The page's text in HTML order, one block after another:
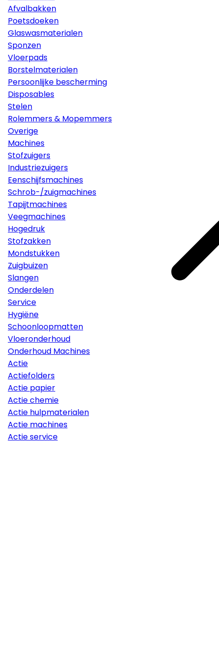
Afvalbakken
Poetsdoeken
Glaswasmaterialen
Sponzen
Vloerpads
Borstelmaterialen
Persoonlijke bescherming
Disposables
Stelen
Rolemmers & Mopemmers
Overige
Machines
Stofzuigers
Industriezuigers
Eenschijfsmachines
Schrob-/zuigmachines
Tapijtmachines
Veegmachines
Hogedruk
Stofzakken
Mondstukken
Zuigbuizen
Slangen
Onderdelen
Service
Hygiëne
Schoonloopmatten
Vloeronderhoud
Onderhoud Machines
Actie
Actiefolders
Actie papier
Actie chemie
Actie hulpmaterialen
Actie machines
Actie service